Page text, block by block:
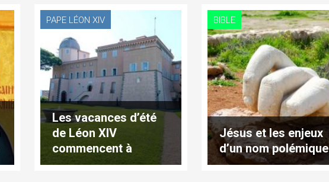
familles
PAPE LÉON XIV
Les vacances d’été
de Léon XIV
commencent à
Castel Gandolfo
BIBLE
Jésus et les enjeux
d’un nom polémique